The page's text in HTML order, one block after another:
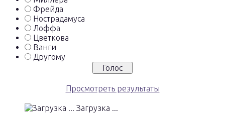
Фрейда
Нострадамуса
Лоффа
Цветкова
Ванги
Другому
Просмотреть результаты
Загрузка ...